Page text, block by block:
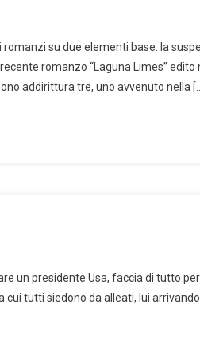
su due elementi base: la
romanzo “Laguna Limes” edito
addirittura tre, uno avvenuto nella […]
un presidente Usa, faccia di tutto per
tutti siedono da alleati, lui arrivando